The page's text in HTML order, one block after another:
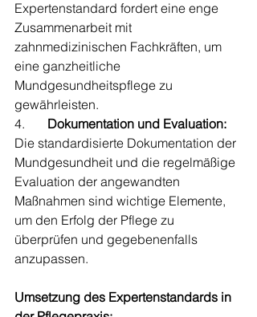
Expertenstandard fordert eine enge
Zusammenarbeit mit
zahnmedizinischen Fachkräften, um
eine ganzheitliche
Mundgesundheitspflege zu
gewährleisten.
4. Dokumentation und Evaluation:
Die standardisierte Dokumentation der
Mundgesundheit und die regelmäßige
Evaluation der angewandten
Maßnahmen sind wichtige Elemente,
um den Erfolg der Pflege zu
überprüfen und gegebenenfalls
anzupassen.
Umsetzung des Expertenstandards in